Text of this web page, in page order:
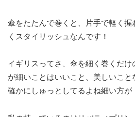
傘をたたんで巻くと、片手で軽く
くスタイリッシュなんです！
イギリスってさ、傘を細く巻くだ
が細いことはいいこと、美しいこと
確かにしゅっとしてるよね細い方が